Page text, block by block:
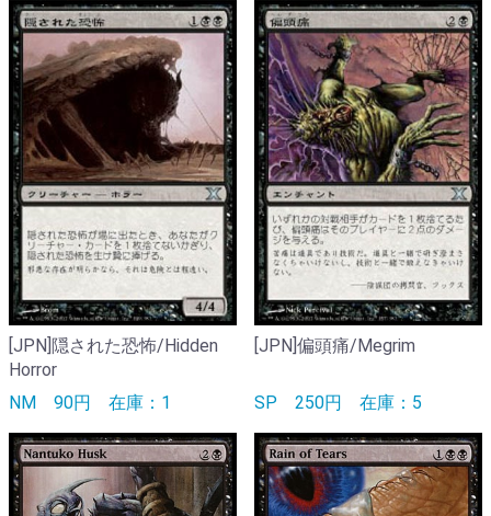
[JPN]隠された恐怖/Hidden
Horror
NM 90円 在庫：1
[JPN]偏頭痛/Megrim
SP 250円 在庫：5